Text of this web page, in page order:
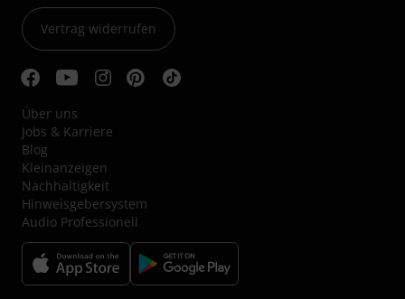
Vertrag widerrufen
Über uns
Jobs & Karriere
Blog
Kleinanzeigen
Nachhaltigkeit
Hinweisgebersystem
Audio Professionell